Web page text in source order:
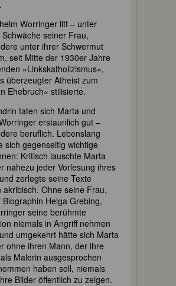
Worringer litt – unter
seiner Frau,
unter ihrer Schwermut
seit Mitte der 1930er Jahre
»Linkskatholizismus«,
überzeugter Atheist zum
Ehebruch« stilisierte.
taten sich Marta und
erstaunlich gut –
beruflich. Lebenslang
sich gegenseitig wichtige
Kritisch lauschte Marta
nahezu jeder Vorlesung ihres
zerlegte seine Texte
akribisch. Ohne seine Frau,
Helga Grebing,
seine berühmte
niemals in Angriff nehmen
umgekehrt hätte sich Marta
ohne ihren Mann, der ihre
Malerin ausgesprochen
haben soll, niemals
Bilder öffentlich zu zeigen.